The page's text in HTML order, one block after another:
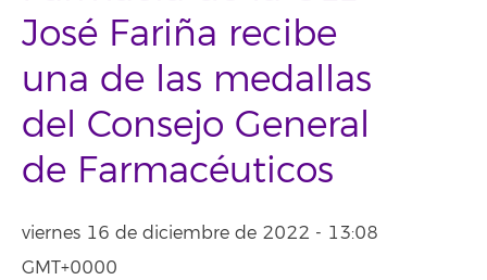
José Fariña recibe
una de las medallas
del Consejo General
de Farmacéuticos
viernes 16 de diciembre de 2022 - 13:08
GMT+0000